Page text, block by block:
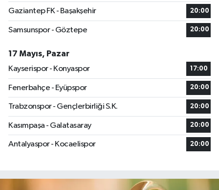
Gaziantep FK - Başakşehir 20:00
Samsunspor - Göztepe 20:00
17 Mayıs, Pazar
Kayserispor - Konyaspor
17:00
Fenerbahçe - Eyüpspor 20:00
Trabzonspor - Gençlerbirliği S.K. 20:00
Kasımpaşa - Galatasaray 20:00
Antalyaspor - Kocaelispor 20:00